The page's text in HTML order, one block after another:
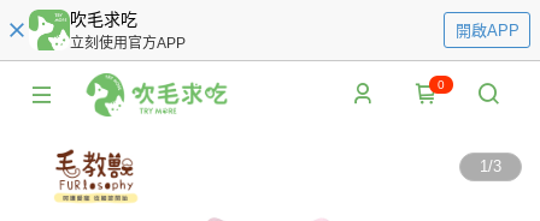
吹毛求吃
立刻使用官方APP
開啟APP
0
1/3